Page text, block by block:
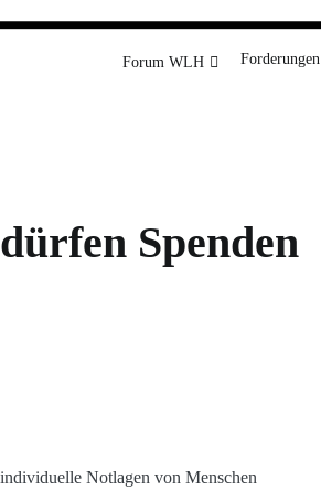
Forum WLH Forderungen
Spenden
Notlagen von Menschen